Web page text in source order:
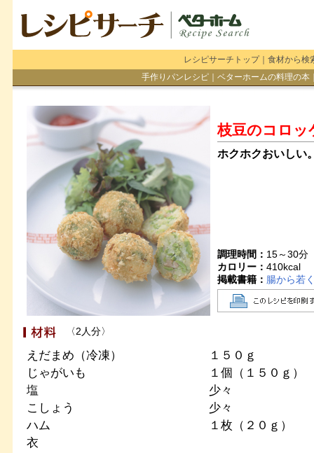
レシピサーチトップ｜ 食材から検
手作りパンレシピ
ベターホームの料理の本
枝豆のコロッ
ホクホクおいしい
調理時間： 15～30分
カロリー： 410kcal
掲載書籍： 腸から若
〈2人分〉
えだまめ（冷凍）
１５０ｇ
じゃがいも
１個（１５０ｇ）
塩
少々
こしょう
少々
ハム
１枚（２０ｇ）
衣